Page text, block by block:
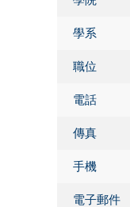
學系
職位
電話
傳真
手機
電子郵件